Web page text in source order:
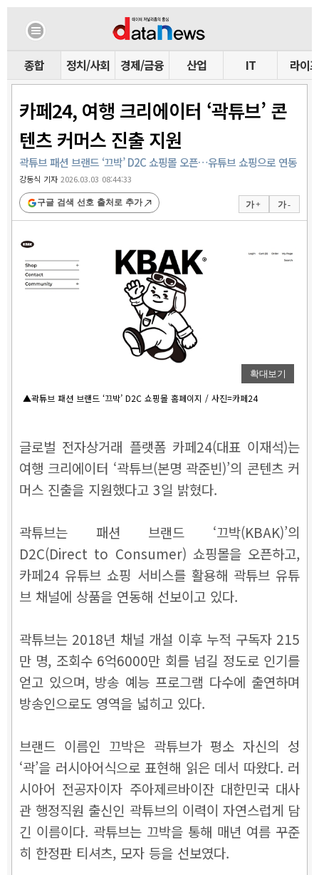
종합 정치/사회 경제/금융 산업 IT 라이프
카페24, 여행 크리에이터 ‘곽튜브’ 콘
텐츠 커머스 진출 지원
곽튜브 패션 브랜드 ‘끄박’ D2C 쇼핑몰 오픈…유튜브 쇼핑으로 연동
강동식 기자2026.03.03 08:44:33
가 + 가 -
구글 검색 선호 출처로 추가
확대보기
▲곽튜브 패션 브랜드 ‘끄박’ D2C 쇼핑몰 홈페이지 / 사진=카페24
글로벌 전자상거래 플랫폼 카페24(대표 이재석)는
여행 크리에이터 ‘곽튜브(본명 곽준빈)’의 콘텐츠 커
머스 진출을 지원했다고 3일 밝혔다.
곽튜브는 패션 브랜드 ‘끄박(KBAK)’의
D2C(Direct to Consumer) 쇼핑몰을 오픈하고,
카페24 유튜브 쇼핑 서비스를 활용해 곽튜브 유튜
브 채널에 상품을 연동해 선보이고 있다.
곽튜브는 2018년 채널 개설 이후 누적 구독자 215
만 명, 조회수 6억6000만 회를 넘길 정도로 인기를
얻고 있으며, 방송 예능 프로그램 다수에 출연하며
방송인으로도 영역을 넓히고 있다.
브랜드 이름인 끄박은 곽튜브가 평소 자신의 성
‘곽’을 러시아어식으로 표현해 읽은 데서 따왔다. 러
시아어 전공자이자 주아제르바이잔 대한민국 대사
관 행정직원 출신인 곽튜브의 이력이 자연스럽게 담
긴 이름이다. 곽튜브는 끄박을 통해 매년 여름 꾸준
히 한정판 티셔츠, 모자 등을 선보였다.